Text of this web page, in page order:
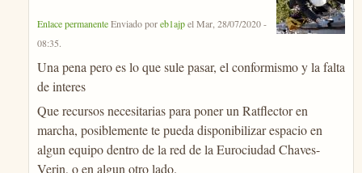
Enlace permanenteEnviado poreb1ajpelMar, 28/07/2020 -
08:35.
Una pena pero es lo que sule pasar, el conformismo y la falta
de interes
Que recursos necesitarias para poner un Ratflector en
marcha, posiblemente te pueda disponibilizar espacio en
algun equipo dentro de la red de la Eurociudad Chaves-
Verin, o en algun otro lado.